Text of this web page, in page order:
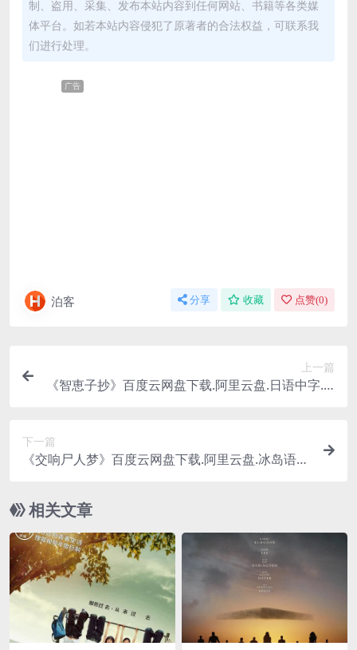
制、盗用、采集、发布本站内容到任何网站、书籍等各类媒
体平台。如若本站内容侵犯了原著者的合法权益，可联系我
们进行处理。
广告
泊客 分享 收藏 点赞(0)
上一篇
《智恵子抄》百度云网盘下载.阿里云盘.日语中字.(1
下一篇
《交响尸人梦》百度云网盘下载.阿里云盘.冰岛语中
相关文章